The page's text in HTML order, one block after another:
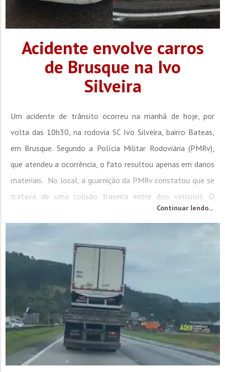
Acidente envolve carros
de Brusque na Ivo
Silveira
Um acidente de trânsito ocorreu na manhã de hoje, por
volta das 10h30, na rodovia SC Ivo Silveira, bairro Bateas,
em Brusque. Segundo a Polícia Militar Rodoviária (PMRv),
que atendeu a ocorrência, o fato resultou apenas em danos
materiais. No local, a guarnição da PMRv constatou que se
tratava de uma colisão traseira entre dois veículos. O
primeiro veículo envolvido era um FIAT AUDACE, registrado
Continuar lendo...